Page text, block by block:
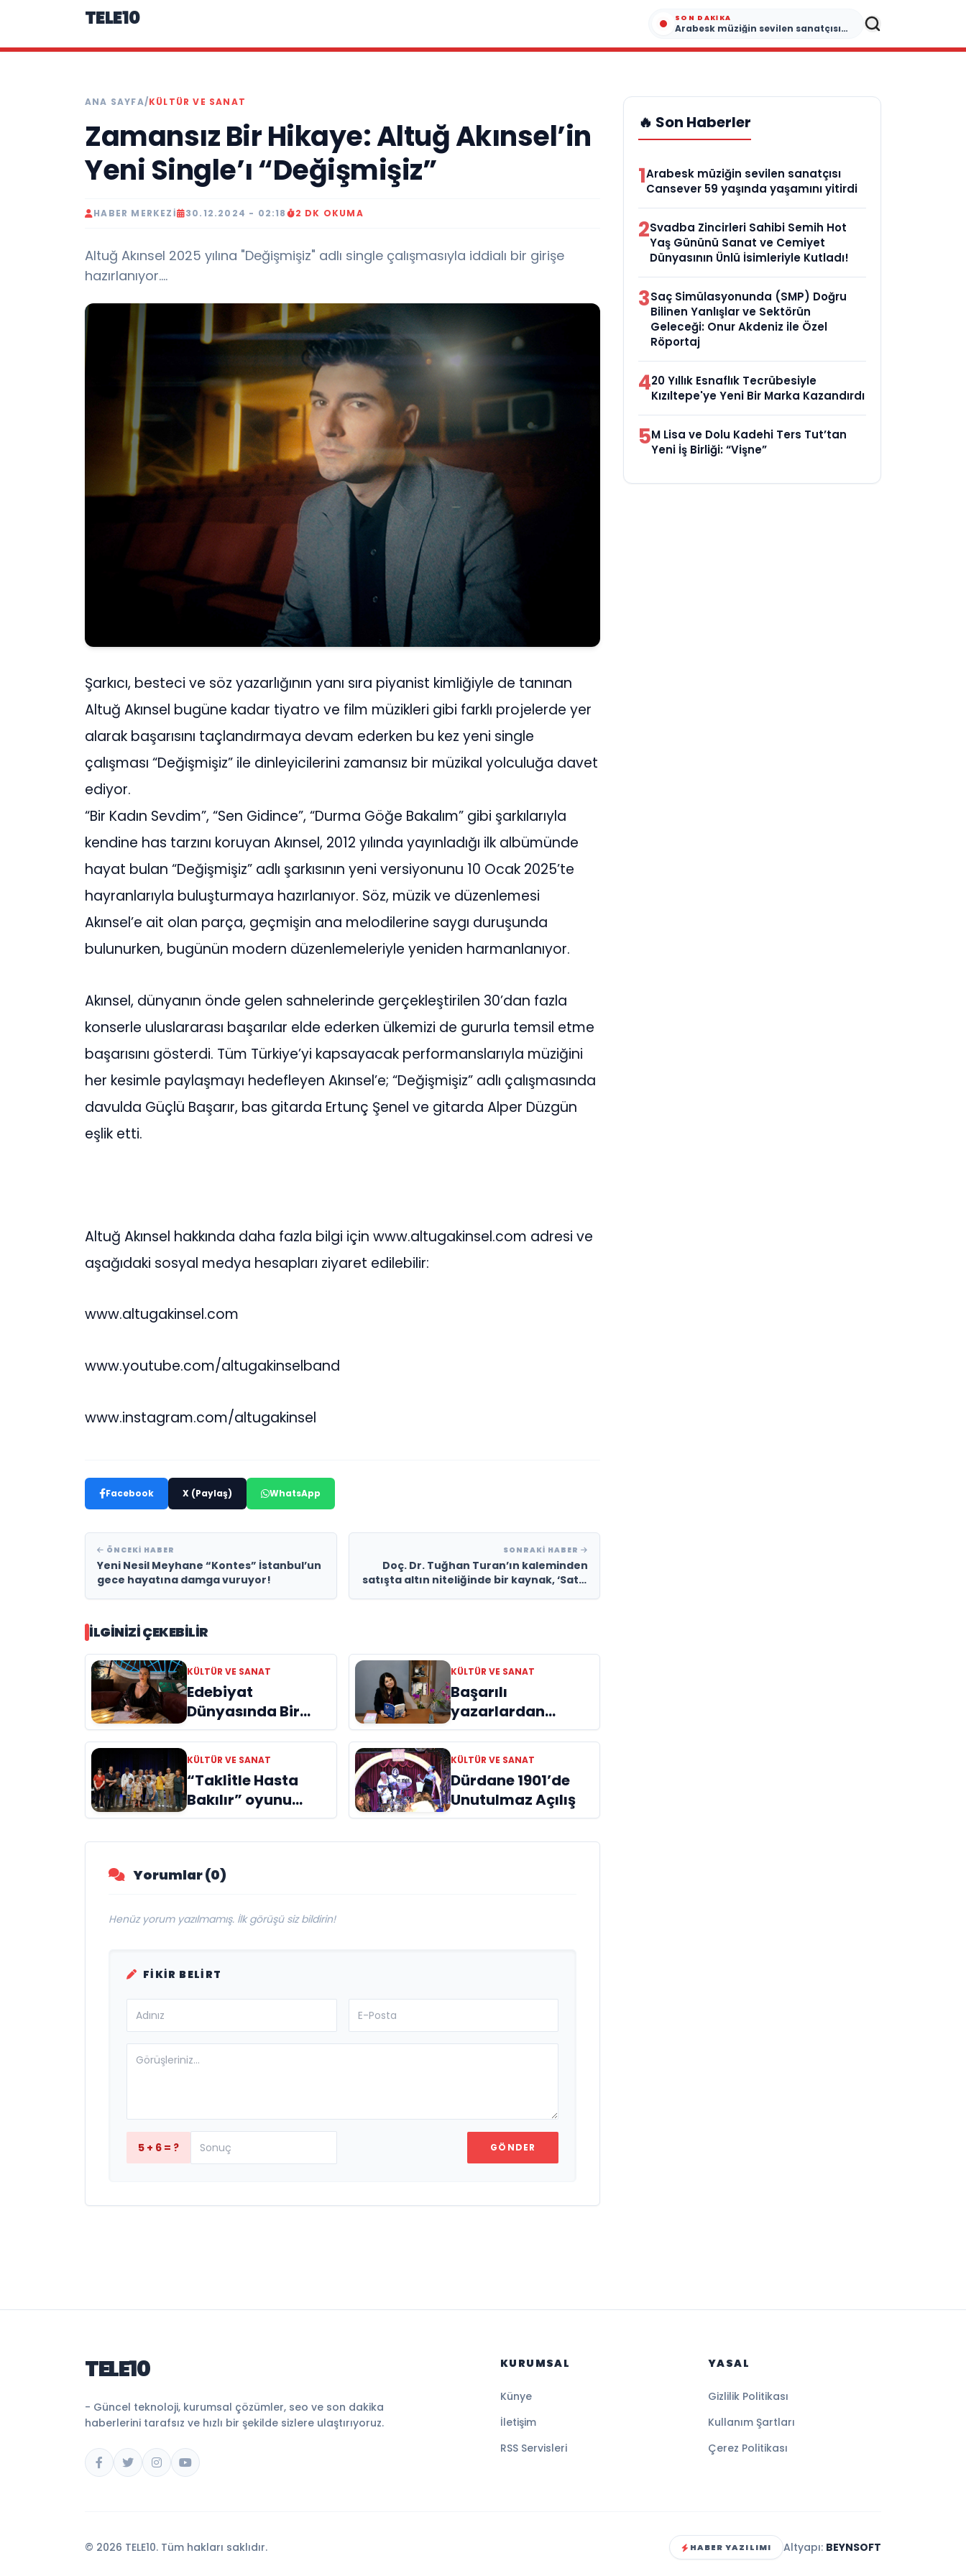
TELE10 SON DAKIKA
Arabesk müziğin sevilen sanatçısı Cansever 59 yaşında yaşamını yitirdi
ANA SAYFA/KÜLTÜR VE SANAT
Zamansız Bir Hikaye: Altuğ Akınsel’in
Yeni Single’ı “Değişmişiz”
HABER MERKEZI 30.12.2024 - 02:18 2 DK OKUMA
Altuğ Akınsel 2025 yılına "Değişmişiz" adlı single çalışmasıyla iddialı bir girişe
hazırlanıyor....
Şarkıcı, besteci ve söz yazarlığının yanı sıra piyanist kimliğiyle de tanınan
Altuğ Akınsel bugüne kadar tiyatro ve film müzikleri gibi farklı projelerde yer
alarak başarısını taçlandırmaya devam ederken bu kez yeni single
çalışması “Değişmişiz” ile dinleyicilerini zamansız bir müzikal yolculuğa davet
ediyor.
“Bir Kadın Sevdim”, “Sen Gidince”, “Durma Göğe Bakalım” gibi şarkılarıyla
kendine has tarzını koruyan Akınsel, 2012 yılında yayınladığı ilk albümünde
hayat bulan “Değişmişiz” adlı şarkısının yeni versiyonunu 10 Ocak 2025’te
hayranlarıyla buluşturmaya hazırlanıyor. Söz, müzik ve düzenlemesi
Akınsel’e ait olan parça, geçmişin ana melodilerine saygı duruşunda
bulunurken, bugünün modern düzenlemeleriyle yeniden harmanlanıyor.
Akınsel, dünyanın önde gelen sahnelerinde gerçekleştirilen 30’dan fazla
konserle uluslararası başarılar elde ederken ülkemizi de gururla temsil etme
başarısını gösterdi. Tüm Türkiye’yi kapsayacak performanslarıyla müziğini
her kesimle paylaşmayı hedefleyen Akınsel’e; “Değişmişiz” adlı çalışmasında
davulda Güçlü Başarır, bas gitarda Ertunç Şenel ve gitarda Alper Düzgün
eşlik etti.
Altuğ Akınsel hakkında daha fazla bilgi için www.altugakinsel.com adresi ve
aşağıdaki sosyal medya hesapları ziyaret edilebilir:
www.altugakinsel.com
www.youtube.com/altugakinselband
www.instagram.com/altugakinsel
Facebook X (Paylaş) WhatsApp
ÖNCEKI HABER
Yeni Nesil Meyhane “Kontes” İstanbul’un
gece hayatına damga vuruyor!
SONRAKI HABER
Doç. Dr. Tuğhan Turan’ın kaleminden
satışta altın niteliğinde bir kaynak, ‘Satış
İLGINIZI ÇEKEBILIR
KÜLTÜR VE SANAT
Edebiyat
Dünyasında Bir
Genç Deha
Doğuyor: Dilruba
Engin ve Zift Karası
Evreni ‘AVENOİR’
KÜLTÜR VE SANAT
Başarılı
yazarlardan
Azime Savaş’tan
başucu kitabı
“Emanet”
raflardaki yerini
aldı
KÜLTÜR VE SANAT
“Taklitle Hasta
Bakılır” oyunu
engelleri sanatla
aştı
KÜLTÜR VE SANAT
Dürdane 1901’de
Unutulmaz Açılış
Yorumlar (0)
Henüz yorum yazılmamış. İlk görüşü siz bildirin!
FIKIR BELIRT
5 + 6 = ? GÖNDER
🔥 Son Haberler
1Arabesk müziğin sevilen sanatçısı
Cansever 59 yaşında yaşamını yitirdi
2Svadba Zincirleri Sahibi Semih Hot
Yaş Gününü Sanat ve Cemiyet
Dünyasının Ünlü İsimleriyle Kutladı!
3Saç Simülasyonunda (SMP) Doğru
Bilinen Yanlışlar ve Sektörün
Geleceği: Onur Akdeniz ile Özel
Röportaj
420 Yıllık Esnaflık Tecrübesiyle
Kızıltepe'ye Yeni Bir Marka Kazandırdı
5M Lisa ve Dolu Kadehi Ters Tut’tan
Yeni İş Birliği: “Vişne”
TELE10
- Güncel teknoloji, kurumsal çözümler, seo ve son dakika
haberlerini tarafsız ve hızlı bir şekilde sizlere ulaştırıyoruz.
KURUMSAL
Künye
İletişim
RSS Servisleri
YASAL
Gizlilik Politikası
Kullanım Şartları
Çerez Politikası
© 2026 TELE10. Tüm hakları saklıdır. HABER YAZILIMI Altyapı: BEYNSOFT